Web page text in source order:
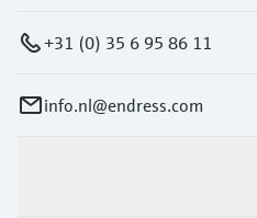
+31 (0) 35 6 95 86 11
info.nl@endress.com